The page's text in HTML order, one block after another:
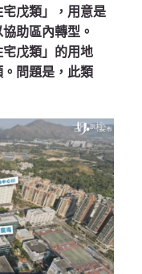
戊類」，用意是
助區內轉型。
宅戊類」的用地
問題是，此類